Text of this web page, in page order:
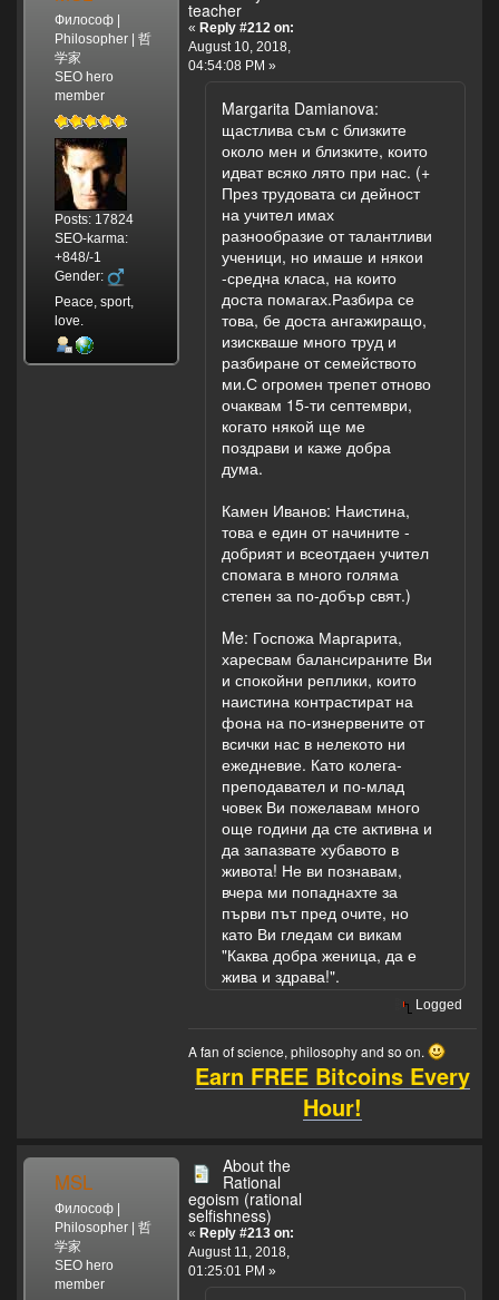
Философ |
Philosopher | 哲
学家
SEO hero
member
Posts: 17824
SEO-karma:
+848/-1
Gender:
Peace, sport,
love.
teacher
« Reply #212 on:
August 10, 2018,
04:54:08 PM »
Margarita Damianova:
щастлива съм с близките
около мен и близките, които
идват всяко лято при нас. (+
През трудовата си дейност
на учител имах
разнообразие от талантливи
ученици, но имаше и някои
-средна класа, на които
доста помагах.Разбира се
това, бе доста ангажиращо,
изискваше много труд и
разбиране от семейството
ми.С огромен трепет отново
очаквам 15-ти септември,
когато някой ще ме
поздрави и каже добра
дума.
Камен Иванов: Наистина,
това е един от начините -
добрият и всеотдаен учител
спомага в много голяма
степен за по-добър свят.)
Me: Госпожа Маргарита,
харесвам балансираните Ви
и спокойни реплики, които
наистина контрастират на
фона на по-изнервените от
всички нас в нелекото ни
ежедневие. Като колега-
преподавател и по-млад
човек Ви пожелавам много
още години да сте активна и
да запазвате хубавото в
живота! Не ви познавам,
вчера ми попаднахте за
първи път пред очите, но
като Ви гледам си викам
"Каква добра женица, да е
жива и здрава!".
Logged
A fan of science, philosophy and so on.
Earn FREE Bitcoins Every
Hour!
MSL
Философ |
Philosopher | 哲
学家
SEO hero
member
About the
Rational
egoism (rational
selfishness)
« Reply #213 on:
August 11, 2018,
01:25:01 PM »